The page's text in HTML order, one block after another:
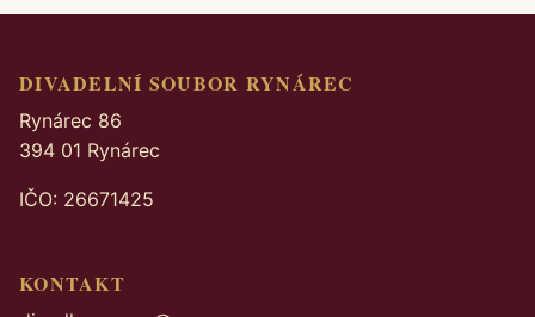
DIVADELNÍ SOUBOR RYNÁREC
Rynárec 86
394 01 Rynárec
IČO: 26671425
KONTAKT